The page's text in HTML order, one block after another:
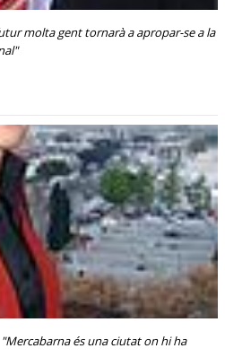
molta gent tornarà a apropar-se a la
"Mercabarna és una ciutat on hi ha